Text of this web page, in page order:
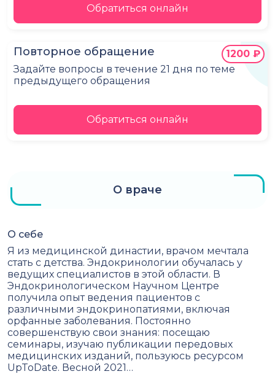
Обратиться онлайн
Повторное обращение
Задайте вопросы в течение 21 дня по теме
предыдущего обращения
1200 ₽
Обратиться онлайн
О враче
О себе
Я из медицинской династии, врачом мечтала
стать с детства. Эндокринологии обучалась у
ведущих специалистов в этой области. В
Эндокринологическом Научном Центре
получила опыт ведения пациентов с
различными эндокринопатиями, включая
орфанные заболевания. Постоянно
совершенствую свои знания: посещаю
семинары, изучаю публикации передовых
медицинских изданий, пользуюсь ресурсом
UpToDate. Весной 2021…